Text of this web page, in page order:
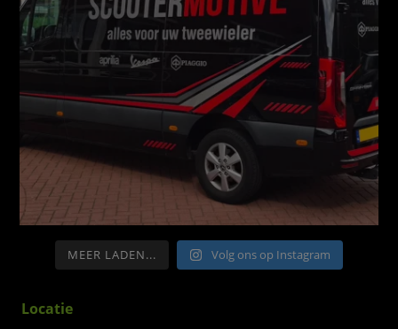
MEER LADEN... Volg ons op Instagram
Locatie